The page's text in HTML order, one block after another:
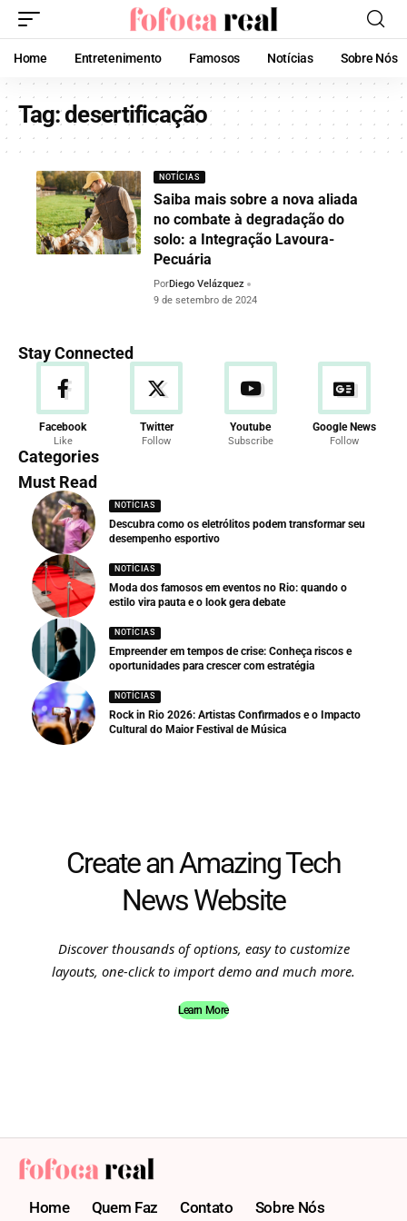
Home Entretenimento Famosos Notícias Sobre Nós
Tag:desertificação
NOTÍCIAS
Saiba mais sobre a nova aliada
no combate à degradação do
solo: a Integração Lavoura-
Pecuária
PorDiego Velázquez
9 de setembro de 2024
Stay Connected
Facebook
Like
Twitter
Follow
Youtube
Subscribe
Google News
Follow
Categories
Must Read
NOTÍCIAS
Descubra como os eletrólitos podem transformar seu
desempenho esportivo
NOTÍCIAS
Moda dos famosos em eventos no Rio: quando o
estilo vira pauta e o look gera debate
NOTÍCIAS
Empreender em tempos de crise: Conheça riscos e
oportunidades para crescer com estratégia
NOTÍCIAS
Rock in Rio 2026: Artistas Confirmados e o Impacto
Cultural do Maior Festival de Música
Create an Amazing Tech
News Website
Discover thousands of options, easy to customize
layouts, one-click to import demo and much more.
Learn More
Home Quem Faz Contato Sobre Nós